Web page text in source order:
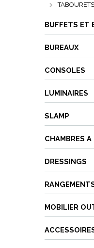
BUFFETS ET
BUREAUX
CONSOLES
LUMINAIRES
SLAMP
CHAMBRES A
DRESSINGS
MOBILIER